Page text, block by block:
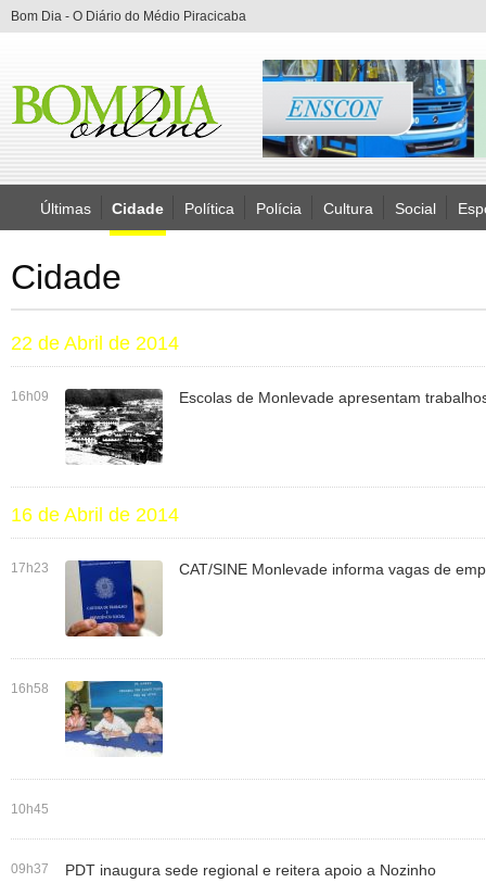
Bom Dia - O Diário do Médio Piracicaba
Últimas Cidade Política Polícia Cultura Social
Cidade
22 de Abril de 2014
16h09 Escolas de Monlevade apresentam
16 de Abril de 2014
17h23 CAT/SINE Monlevade informa vagas de
16h58
10h45
09h37 PDT inaugura sede regional e reitera apoio a Nozinho